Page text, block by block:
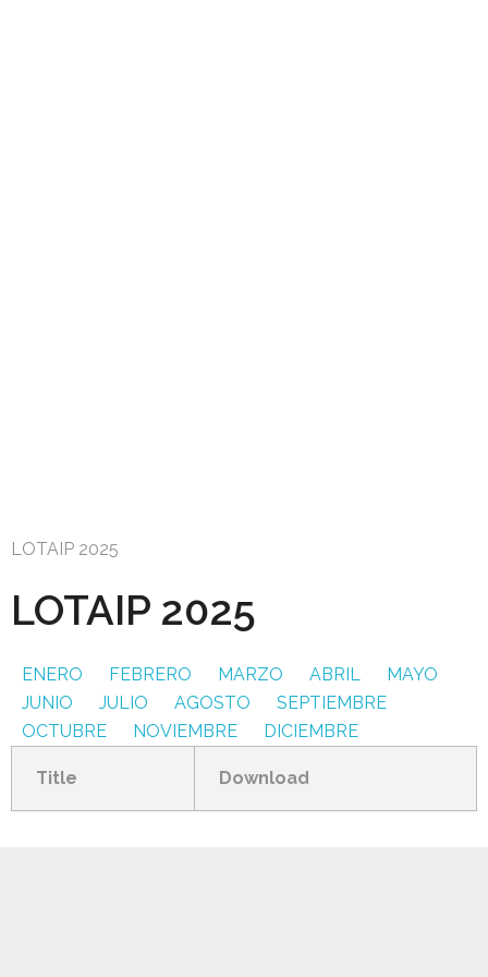
LOTAIP 2025
LOTAIP 2025
ENERO FEBRERO MARZO ABRIL
MAYO
JUNIO
JULIO AGOSTO
SEPTIEMBRE
OCTUBRE
NOVIEMBRE DICIEMBRE
Title Download